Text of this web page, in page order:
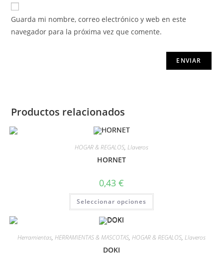
Guarda mi nombre, correo electrónico y web en este
navegador para la próxima vez que comente.
Productos relacionados
HOGAR & REGALOS, Llaveros
HORNET
0,43 €
Seleccionar opciones
Herramientas, HERRAMIENTAS & MASCOTAS, HOGAR & REGALOS, Llaveros
DOKI